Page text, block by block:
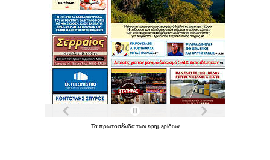
Ταπρωτοσέλιδατωνεφημερίδων